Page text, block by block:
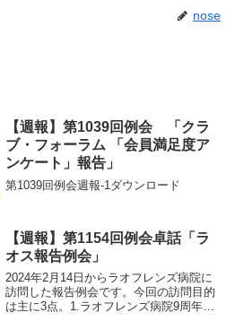
nose
【週報】第1039回例会 「クラ
ブ・フォーラム 「会員満足度ア
ンケート」報告」
第1039回例会週報-1ダウンロード
【週報】第1154回例会卓話「ラ
オス報告例会」
2024年2月14日からラオフレンズ病院に
訪問した報告例会です。今回の訪問目的
は主に3点。1.ラオフレンズ病院9周年式